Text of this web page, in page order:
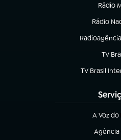
Rádio
(abre
Rádio
(abre em
TV
(abre
TV Brasil
(abre em
A Voz do
(abre em
Agência
(abre em